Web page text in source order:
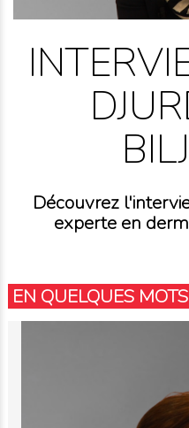
Découvrez
experte en
EN QUELQUES MOTS